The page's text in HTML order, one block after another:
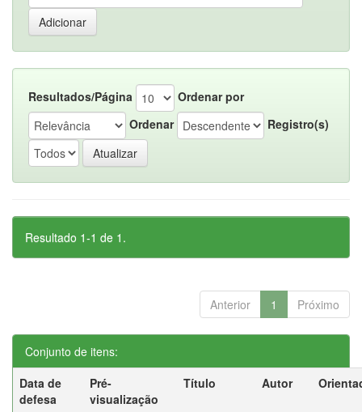
Resultados/Página
Ordenar por
Ordenar
Registro(s)
Resultado 1-1 de 1.
Anterior 1 Próximo
Conjunto de itens:
Data de
defesa
Pré-
visualização
Título Autor